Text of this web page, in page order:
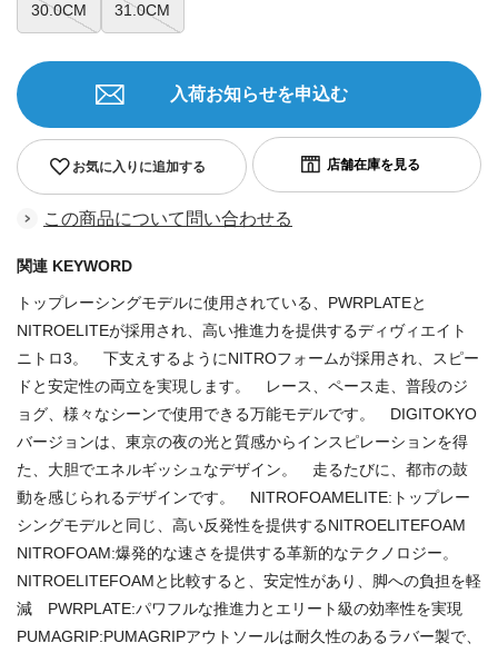
30.0CM 31.0CM
お気に入りに追加する
入荷お知らせを申込む
この商品について問い合わせる
関連 KEYWORD
トップレーシングモデルに使用されている、PWRPLATEと
NITROELITEが採用され、高い推進力を提供するディヴィエイト
ニトロ3。 下支えするようにNITROフォームが採用され、スピー
ドと安定性の両立を実現します。 レース、ペース走、普段のジ
ョグ、様々なシーンで使用できる万能モデルです。 DIGITOKYO
バージョンは、東京の夜の光と質感からインスピレーションを得
た、大胆でエネルギッシュなデザイン。 走るたびに、都市の鼓
動を感じられるデザインです。 NITROFOAMELITE:トップレー
シングモデルと同じ、高い反発性を提供するNITROELITEFOAM
NITROFOAM:爆発的な速さを提供する革新的なテクノロジー。
NITROELITEFOAMと比較すると、安定性があり、脚への負担を軽
減 PWRPLATE:パワフルな推進力とエリート級の効率性を実現
PUMAGRIP:PUMAGRIPアウトソールは耐久性のあるラバー製で、